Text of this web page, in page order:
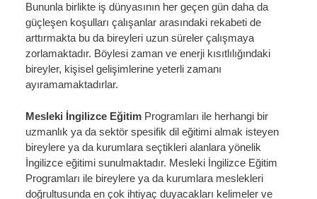
Bununla birlikte iş dünyasının her geçen gün daha da
güçleşen koşulları çalışanlar arasındaki rekabeti de
arttırmakta bu da bireyleri uzun süreler çalışmaya
zorlamaktadır. Böylesi zaman ve enerji kısıtlılığındaki
bireyler, kişisel gelişimlerine yeterli zamanı
ayıramamaktadırlar.
Mesleki İngilizce Eğitim Programları ile herhangi bir
uzmanlık ya da sektör spesifik dil eğitimi almak isteyen
bireylere ya da kurumlara seçtikleri alanlara yönelik
İngilizce eğitimi sunulmaktadır. Mesleki İngilizce Eğitim
Programları ile bireylere ya da kurumlara meslekleri
doğrultusunda en çok ihtiyaç duyacakları kelimeler ve